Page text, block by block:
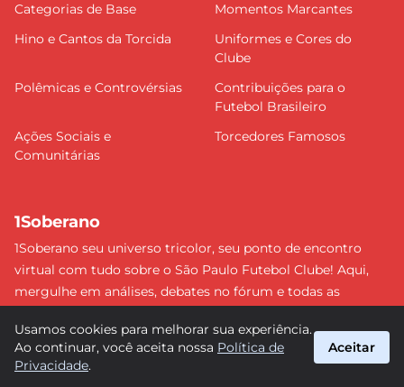
Categorias de Base
Momentos Marcantes
Hino e Cantos da Torcida
Uniformes e Cores do
Clube
Polêmicas e Controvérsias
Contribuições para o
Futebol Brasileiro
Ações Sociais e
Comunitárias
Torcedores Famosos
1Soberano
1Soberano seu universo tricolor, seu ponto de encontro
virtual com tudo sobre o São Paulo Futebol Clube! Aqui,
mergulhe em análises, debates no fórum e todas as
detalhe e faça parte dessa comunidade apaixonada pelo
tricolor paulista. #SPFC #SãoPaulo #1Soberano
Usamos cookies para melhorar sua experiência.
Ao continuar, você aceita nossa Política de
Privacidade.
Aceitar